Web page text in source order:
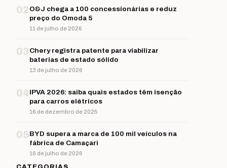
02 O&J chega a 100 concessionárias e reduz
preço do Omoda 5
11 de julho de 2026
03Chery registra patente para viabilizar
baterias de estado sólido
13 de julho de 2026
04IPVA 2026: saiba quais estados têm isenção
para carros elétricos
16 de dezembro de 2025
05BYD supera a marca de 100 mil veículos na
fábrica de Camaçari
16 de julho de 2026